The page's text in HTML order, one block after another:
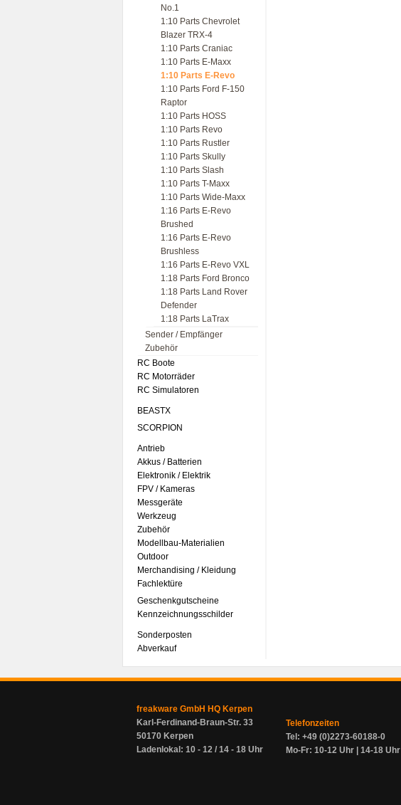
No.1
1:10 Parts Chevrolet
Blazer TRX-4
1:10 Parts Craniac
1:10 Parts E-Maxx
1:10 Parts E-Revo
1:10 Parts Ford F-150
Raptor
1:10 Parts HOSS
1:10 Parts Revo
1:10 Parts Rustler
1:10 Parts Skully
1:10 Parts Slash
1:10 Parts T-Maxx
1:10 Parts Wide-Maxx
1:16 Parts E-Revo
Brushed
1:16 Parts E-Revo
Brushless
1:16 Parts E-Revo VXL
1:18 Parts Ford Bronco
1:18 Parts Land Rover
Defender
1:18 Parts LaTrax
Sender / Empfänger
Zubehör
RC Boote
RC Motorräder
RC Simulatoren
BEASTX
SCORPION
Antrieb
Akkus / Batterien
Elektronik / Elektrik
FPV / Kameras
Messgeräte
Werkzeug
Zubehör
Modellbau-Materialien
Outdoor
Merchandising / Kleidung
Fachlektüre
Geschenkgutscheine
Kennzeichnungsschilder
Sonderposten
Abverkauf
freakware GmbH HQ Kerpen
Karl-Ferdinand-Braun-Str. 33
50170 Kerpen
Ladenlokal: 10 - 12 / 14 - 18 Uhr
Telefonzeiten
Tel: +49 (0)2273-60188-0
Mo-Fr: 10-12 Uhr | 14-18 Uhr